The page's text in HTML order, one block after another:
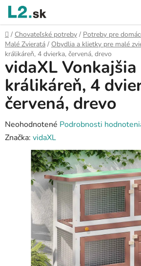
Prejsť
obsah
Domov
/ Chovateľské potreby / Potreby pre
Malé Zvieratá / Obydlia a klietky pre malé
králikáreň, 4 dvierka, červená, drevo
vidaXL Vonkajšia
králikáreň, 4
červená, drevo
Priemerné
hodnotenie
produktu
hviezdičiek.
Neohodnotené Podrobnosti
Značka: vidaXL